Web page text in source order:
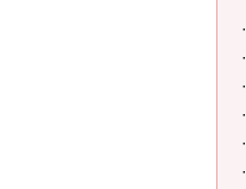
·
·
·
·
·
·